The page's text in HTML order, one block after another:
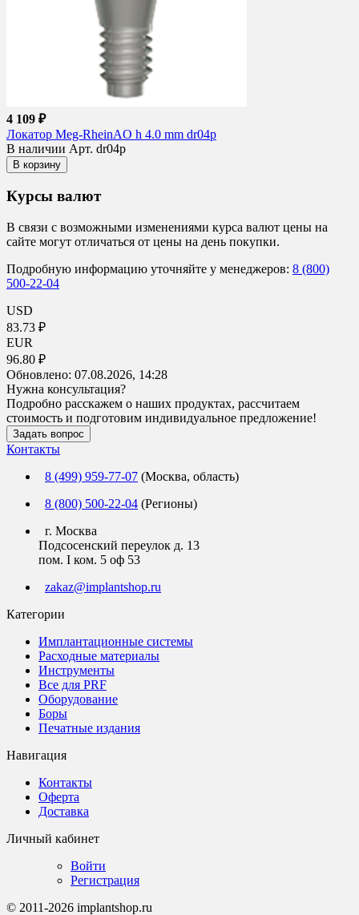
4 109 ₽
Локатор Meg-RheinAO h 4.0 mm dr04p
В наличии Арт. dr04p
В корзину
Курсы валют
В связи с возможными изменениями курса валют цены на
сайте могут отличаться от цены на день покупки.
Подробную информацию уточняйте у менеджеров: 8 (800)
500-22-04
USD
83.73 ₽
EUR
96.80 ₽
Обновлено: 07.08.2026, 14:28
Нужна консультация?
Подробно расскажем о наших продуктах, рассчитаем
стоимость и подготовим индивидуальное предложение!
Задать вопрос
Контакты
8 (499) 959-77-07 (Москва, область)
8 (800) 500-22-04 (Регионы)
г. Москва
Подсосенский переулок д. 13
пом. I ком. 5 оф 53
zakaz@implantshop.ru
Категории
Имплантационные системы
Расходные материалы
Инструменты
Все для PRF
Оборудование
Боры
Печатные издания
Навигация
Контакты
Оферта
Доставка
Личный кабинет
Войти
Регистрация
© 2011-2026 implantshop.ru